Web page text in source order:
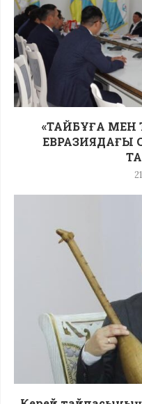
«ТАЙБҰҒА МЕН
ЕВРАЗИЯДАҒЫ